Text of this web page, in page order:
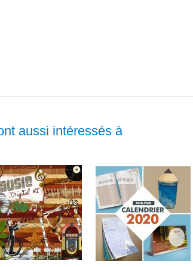
aussi intéressés à